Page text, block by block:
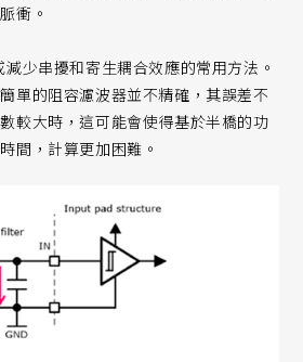
衝。
少串擾和寄生耦合效應的常用方法。
單的阻容濾波器並不精確，其誤差不
較大時，這可能會使得基於半橋的功
間，計算更加困難。